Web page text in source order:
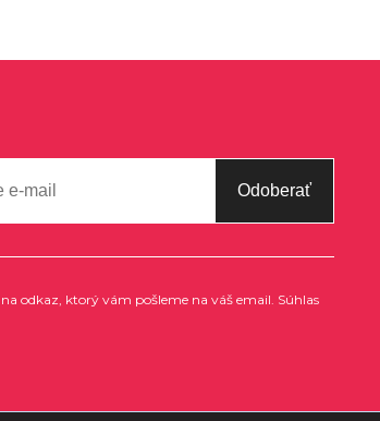
Odoberať
odkaz, ktorý vám pošleme na váš email. Súhlas